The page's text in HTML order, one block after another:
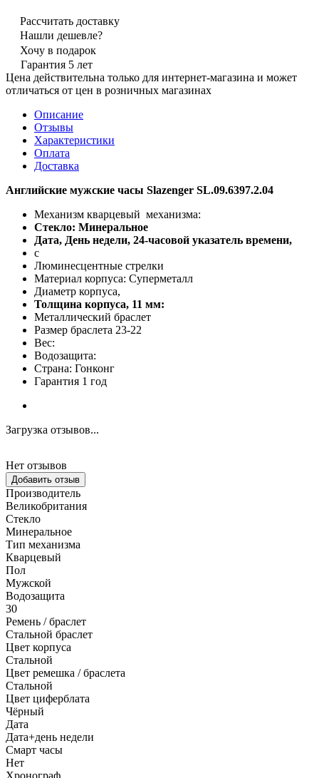
Рассчитать доставку
Нашли дешевле?
Хочу в подарок
Гарантия 5 лет
Цена действительна только для интернет-магазина и может
отличаться от цен в розничных магазинах
Описание
Отзывы
Характеристики
Оплата
Доставка
Английские мужские часы Slazenger SL.09.6397.2.04
Механизм кварцевый механизма:
Стекло: Минеральное
Дата, День недели, 24-часовой указатель времени,
с
Люминесцентные стрелки
Материал корпуса: Суперметалл
Диаметр корпуса,
Толщина корпуса, 11 мм:
Металлический браслет
Размер браслета 23-22
Вес:
Водозащита:
Страна: Гонконг
Гарантия 1 год
Загрузка отзывов...
Нет отзывов
Добавить отзыв
Производитель
Великобритания
Стекло
Минеральное
Тип механизма
Кварцевый
Пол
Мужской
Водозащита
30
Ремень / браслет
Стальной браслет
Цвет корпуса
Стальной
Цвет ремешка / браслета
Стальной
Цвет циферблата
Чёрный
Дата
Дата+день недели
Смарт часы
Нет
Хронограф